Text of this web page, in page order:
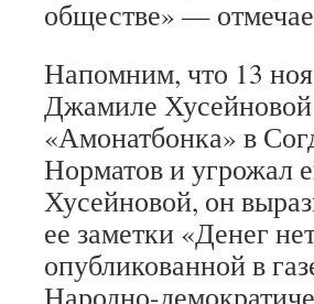
обществе» —
Напомним, что 13
Джамиле Хусейновой
«Амонатбонка» в
Норматов и угрожал
Хусейновой, он
ее заметки «Денег
опубликованной в
Народно-